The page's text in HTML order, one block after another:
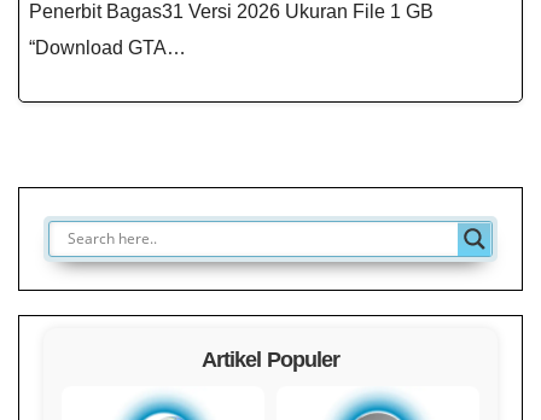
Penerbit Bagas31 Versi 2026 Ukuran File 1 GB
“Download GTA…
Artikel Populer